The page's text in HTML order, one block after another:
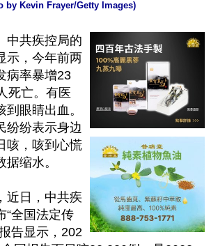
中共疾控局的
示，今年前两
病率暴增23
死亡。有医
眼睛出血。
纷纷表示身边
咳，咳到心慌
缩水。
近日，中共疾
“全国法定传
告显示，202